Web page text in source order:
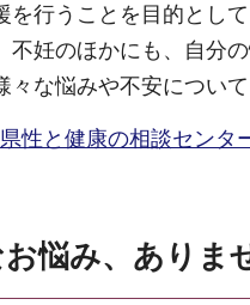
を行うことを目的として
不妊のほかにも、自分
々な悩みや不安につい
性と健康の相談センタ
悩み、ありま